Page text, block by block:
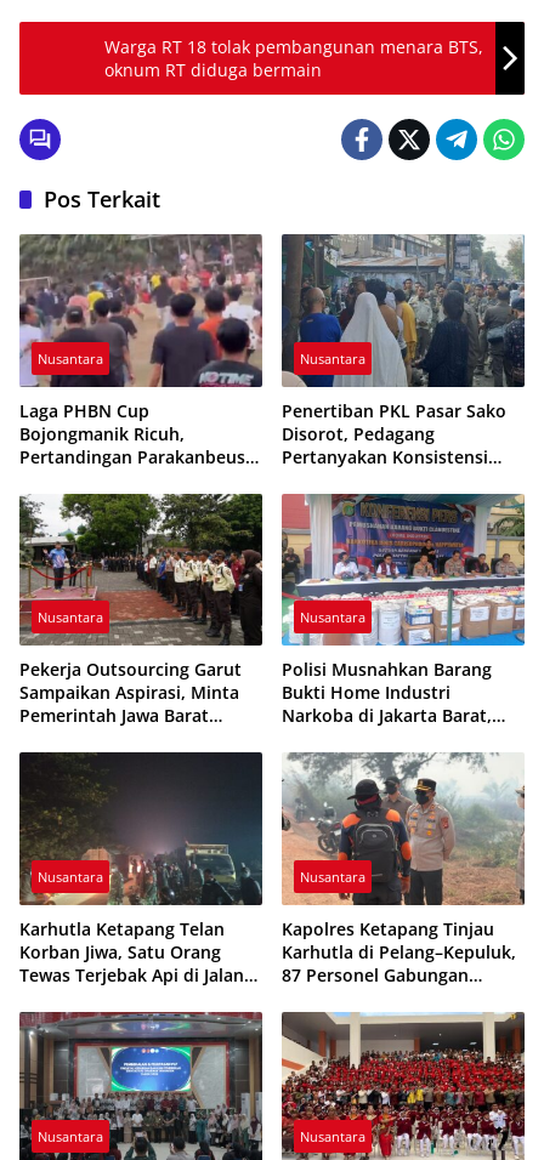
Warga RT 18 tolak pembangunan menara BTS,
oknum RT diduga bermain
Pos Terkait
Nusantara
Laga PHBN Cup
Bojongmanik Ricuh,
Pertandingan Parakanbeusi
Dihentikan
Nusantara
Penertiban PKL Pasar Sako
Disorot, Pedagang
Pertanyakan Konsistensi
Pungutan
Nusantara
Pekerja Outsourcing Garut
Sampaikan Aspirasi, Minta
Pemerintah Jawa Barat
Nusantara
Polisi Musnahkan Barang
Bukti Home Industri
Narkoba di Jakarta Barat,
Beredar
Nusantara
Karhutla Ketapang Telan
Korban Jiwa, Satu Orang
Tewas Terjebak Api di Jalan
Nusantara
Kapolres Ketapang Tinjau
Karhutla di Pelang–Kepuluk,
87 Personel Gabungan
Nusantara Nusantara